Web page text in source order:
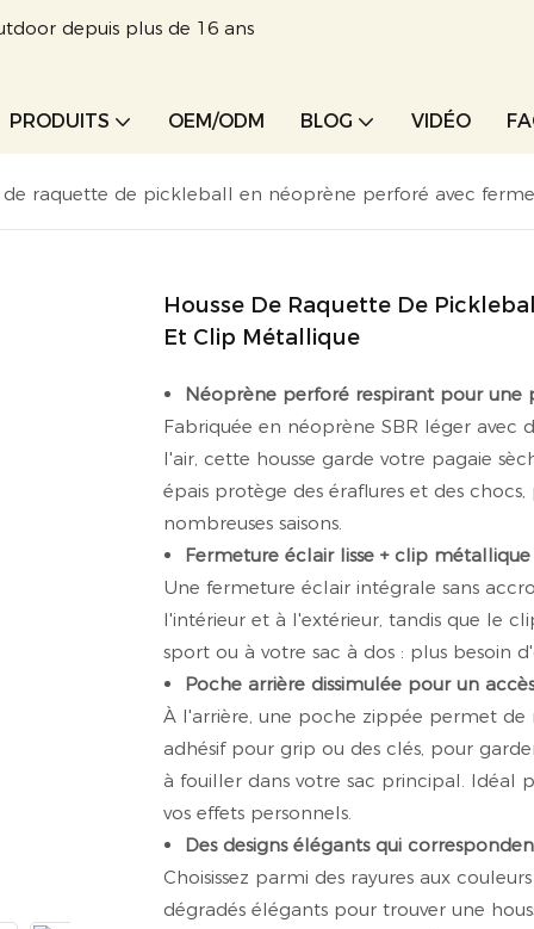
depuis plus de 16 ans
PRODUITS OEM/ODM BLOG VIDÉO
de raquette de pickleball en néoprène perforé avec
Housse De Raquette De
Et Clip Métallique
Néoprène perforé respirant pour
Fabriquée en néoprène SBR léger
l'air, cette housse garde votre pagaie
épais protège des éraflures et des
nombreuses saisons.
Fermeture éclair lisse + clip
Une fermeture éclair intégrale sans
l'intérieur et à l'extérieur, tandis que le
sport ou à votre sac à dos : plus besoin
Poche arrière dissimulée pour un
À l'arrière, une poche zippée permet
adhésif pour grip ou des clés, pour
à fouiller dans votre sac principal. Idéal
vos effets personnels.
Des designs élégants qui
Choisissez parmi des rayures aux
dégradés élégants pour trouver une